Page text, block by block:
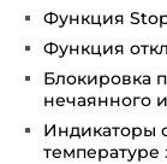
Функция
Функция
Блокировка
нечаянного
Индикаторы